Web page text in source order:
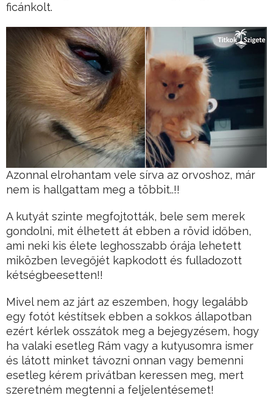
ficánkolt.
Azonnal elrohantam vele sírva az orvoshoz, már
nem is hallgattam meg a többit..!!
A kutyát szinte megfojtották, bele sem merek
gondolni, mit élhetett át ebben a rövid időben,
ami neki kis élete leghosszabb órája lehetett
miközben levegőjét kapkodott és fulladozott
kétségbeesetten!!
Mivel nem az járt az eszemben, hogy legalább
egy fotót késtítsek ebben a sokkos állapotban
ezért kérlek osszátok meg a bejegyzésem, hogy
ha valaki esetleg Rám vagy a kutyusomra ismer
és látott minket távozni onnan vagy bemenni
esetleg kérem privátban keressen meg, mert
szeretném megtenni a feljelentésemet!